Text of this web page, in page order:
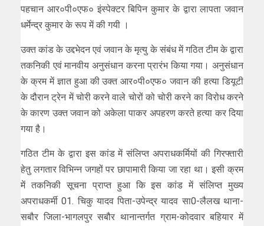
पहचान आर०पी०एफ० इंस्पेक्टर बिपिन कुमार के द्वारा लापता जवान
धर्मेन्द्र कुमार के रूप में की गयी ।
उक्त कांड के उद्दभेदन एवं जवान के मृत्यु के संबंध में गठित टीम के द्वारा
तकनिकी एवं मानवीय अनुसंधान करना प्रारंभ किया गया। अनुसंधान
के क्रम में ज्ञात हुआ की उक्त आर०पी०एफ० जवान की हत्या डियूटी
के दौरान ट्रेन में चोरी करने वाले चोरों को चोरी करने का विरोध करने
के कारण उक्त जवान को अकेला पाकर अपहरण करते हत्या कर दिया
गया है।
गठित टीम के द्वारा इस कांड में संलिप्त अपराधकर्मियों की गिरफ्तारी
हेतु लगतार विभिन्न जगहों पर छापामारी किया जा रहा था। इसी क्रम
में तकनिकी सूचना प्राप्त हुआ कि इस कांड में संलिप्त मुख्य
अपराधकर्मी 01. चिकु यादव पिता-उपेन्द्र यादव सा0-लैलख थाना-
सबौर जिला-भागलपुर सबौर थानान्तर्गत ग्राम-कोदवार बहियार में